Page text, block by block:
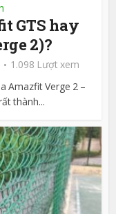
GTS hay
2)?
1.098 Lượt xem
Amazfit Verge 2 –
thành...